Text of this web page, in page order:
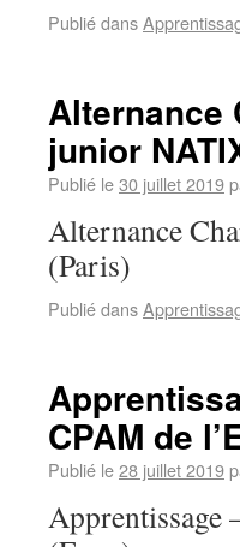
Publié dans
Alternance
junior
Publié le30 juillet 2019
Alternance
(Paris)
Publié dans
CPAM de
Publié le28 juillet 2019
Apprentissage